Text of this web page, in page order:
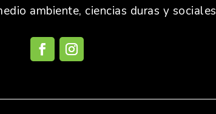
ambiente, ciencias duras y